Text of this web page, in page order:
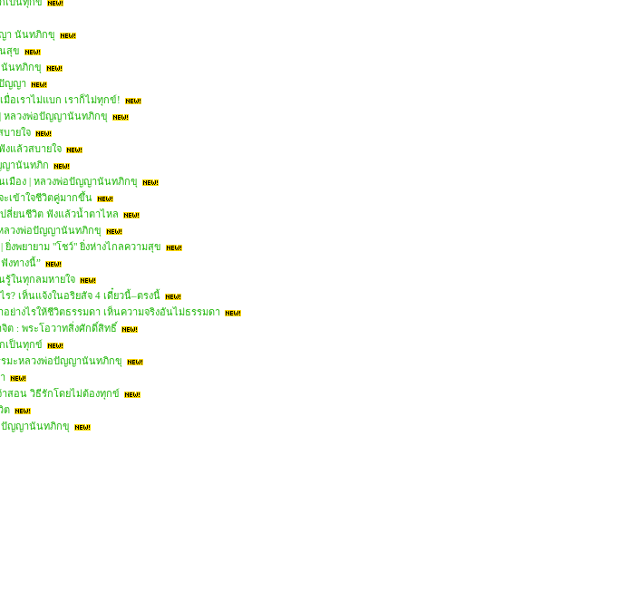
ญา นันทภิกขุ
สุข
นันทภิกขุ
ปัญญา
อเราไม่แบก เราก็ไม่ทุกข์!
| หลวงพ่อปัญญานันทภิกขุ
บายใจ
งแล้วสบายใจ
ญานันทภิก
เมือง | หลวงพ่อปัญญานันทภิกขุ
เข้าใจชีวิตคู่มากขึ้น
ลี่ยนชีวิต ฟังแล้วน้ำตาไหล
หลวงพ่อปัญญานันทภิกขุ
งพยายาม "โชว์" ยิ่งห่างไกลความสุข
งทางนี้”
รู้ในทุกลมหายใจ
? เห็นแจ้งในอริยสัจ 4 เดี๋ยวนี้–ตรงนี้
ย่างไรให้ชีวิตธรรมดา เห็นความจริงอันไม่ธรรมดา
ต : พระโอวาทสิ่งศักดิ์สิทธิ์
เป็นทุกข์
รมะหลวงพ่อปัญญานันทภิกขุ
สอน วิธีรักโดยไม่ต้องทุกข์
ต
ปัญญานันทภิกขุ